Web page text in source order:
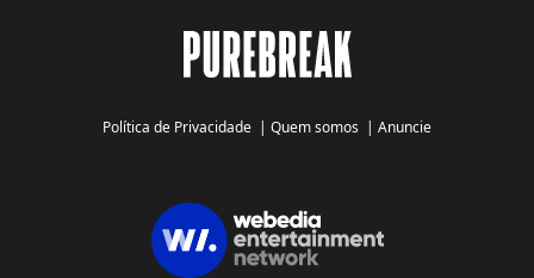
Política de Privacidade | Quem somos | Anuncie